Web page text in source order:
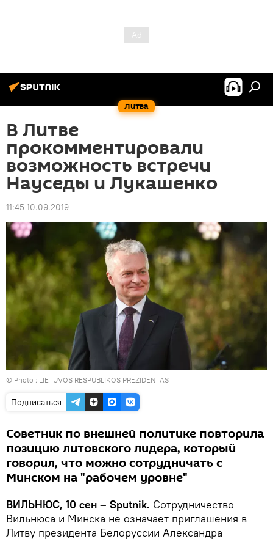
Литва
В Литве
прокомментировали
возможность встречи
Науседы и Лукашенко
11:45 10.09.2019
© Photo : LIETUVOS RESPUBLIKOS PREZIDENTAS
Подписаться
Советник по внешней политике повторила
позицию литовского лидера, который
говорил, что можно сотрудничать с
Минском на "рабочем уровне"
ВИЛЬНЮС, 10 сен – Sputnik. Сотрудничество
Вильнюса и Минска не означает приглашения в
Литву президента Белоруссии Александра